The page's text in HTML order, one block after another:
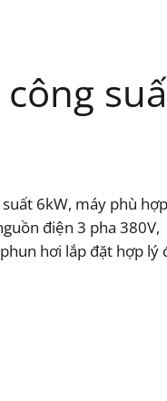
6kW, máy phù hợp
điện 3 pha 380V,
hơi lắp đặt hợp lý